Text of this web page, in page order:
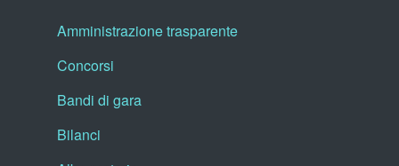
Amministrazione trasparente
Concorsi
Bandi di gara
Bilanci